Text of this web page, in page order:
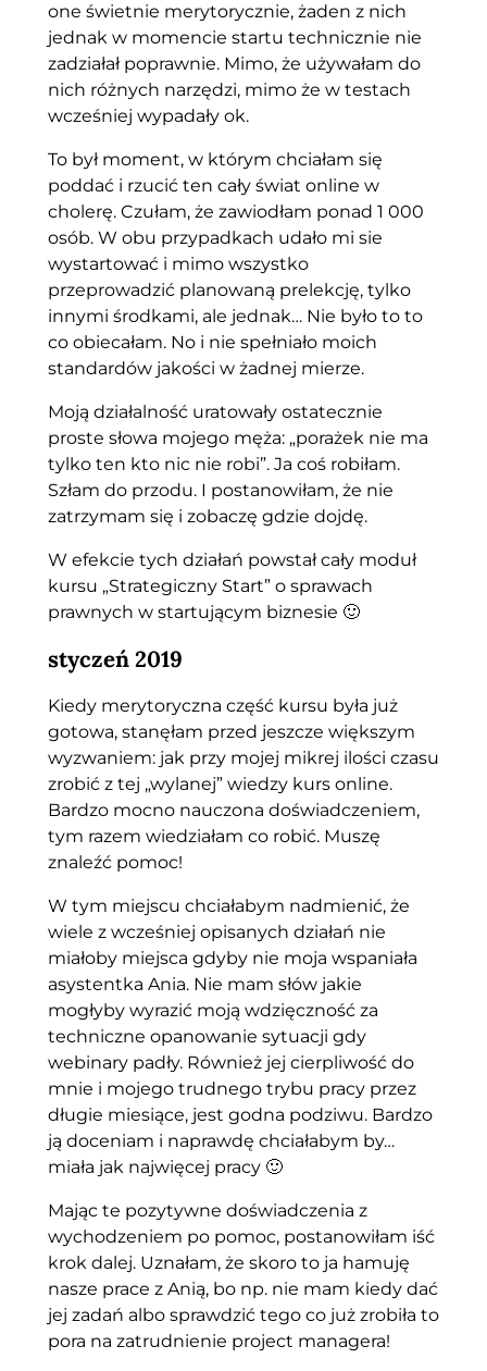
one świetnie merytorycznie, żaden z nich
jednak w momencie startu technicznie nie
zadziałał poprawnie. Mimo, że używałam do
nich różnych narzędzi, mimo że w testach
wcześniej wypadały ok.
To był moment, w którym chciałam się
poddać i rzucić ten cały świat online w
cholerę. Czułam, że zawiodłam ponad 1 000
osób. W obu przypadkach udało mi sie
wystartować i mimo wszystko
przeprowadzić planowaną prelekcję, tylko
innymi środkami, ale jednak… Nie było to to
co obiecałam. No i nie spełniało moich
standardów jakości w żadnej mierze.
Moją działalność uratowały ostatecznie
proste słowa mojego męża: „porażek nie ma
tylko ten kto nic nie robi”. Ja coś robiłam.
Szłam do przodu. I postanowiłam, że nie
zatrzymam się i zobaczę gdzie dojdę.
W efekcie tych działań powstał cały moduł
kursu „Strategiczny Start” o sprawach
prawnych w startującym biznesie 🙂
styczeń 2019
Kiedy merytoryczna część kursu była już
gotowa, stanęłam przed jeszcze większym
wyzwaniem: jak przy mojej mikrej ilości czasu
zrobić z tej „wylanej” wiedzy kurs online.
Bardzo mocno nauczona doświadczeniem,
tym razem wiedziałam co robić. Muszę
znaleźć pomoc!
W tym miejscu chciałabym nadmienić, że
wiele z wcześniej opisanych działań nie
miałoby miejsca gdyby nie moja wspaniała
asystentka Ania. Nie mam słów jakie
mogłyby wyrazić moją wdzięczność za
techniczne opanowanie sytuacji gdy
webinary padły. Również jej cierpliwość do
mnie i mojego trudnego trybu pracy przez
długie miesiące, jest godna podziwu. Bardzo
ją doceniam i naprawdę chciałabym by…
miała jak najwięcej pracy 🙂
Mając te pozytywne doświadczenia z
wychodzeniem po pomoc, postanowiłam iść
krok dalej. Uznałam, że skoro to ja hamuję
nasze prace z Anią, bo np. nie mam kiedy dać
jej zadań albo sprawdzić tego co już zrobiła to
pora na zatrudnienie project managera!